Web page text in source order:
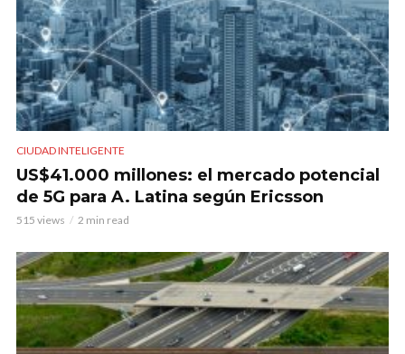
CIUDAD INTELIGENTE
US$41.000 millones: el mercado potencial
de 5G para A. Latina según Ericsson
515 views 2 min read